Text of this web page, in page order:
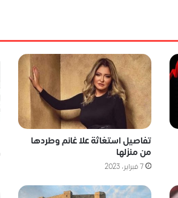
تفاصيل استغاثة علا غانم وطردها
من منزلها
7 فبراير، 2023